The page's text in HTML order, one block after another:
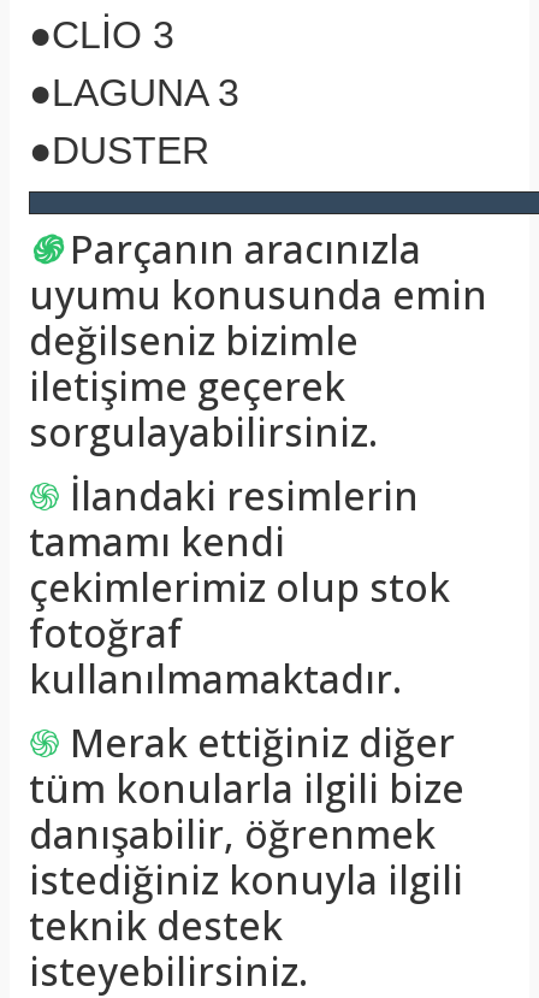
●CLİO 3
●LAGUNA 3
●DUSTER
֍ Parçanın aracınızla
uyumu konusunda emin
değilseniz bizimle
iletişime geçerek
sorgulayabilirsiniz.
֍ İlandaki resimlerin
tamamı kendi
çekimlerimiz olup stok
fotoğraf
kullanılmamaktadır.
֍ Merak ettiğiniz diğer
tüm konularla ilgili bize
danışabilir, öğrenmek
istediğiniz konuyla ilgili
teknik destek
isteyebilirsiniz.